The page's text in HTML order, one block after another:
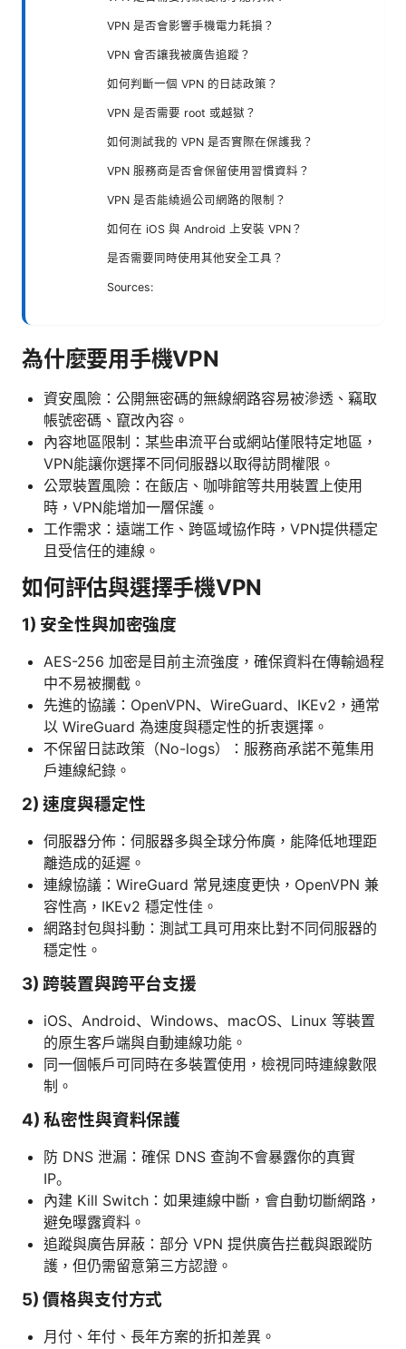
VPN 是否會影響手機電力耗損？
VPN 會否讓我被廣告追蹤？
如何判斷一個 VPN 的日誌政策？
VPN 是否需要 root 或越獄？
如何測試我的 VPN 是否實際在保護我？
VPN 服務商是否會保留使用習慣資料？
VPN 是否能繞過公司網路的限制？
如何在 iOS 與 Android 上安裝 VPN？
是否需要同時使用其他安全工具？
Sources:
為什麼要用手機VPN
資安風險：公開無密碼的無線網路容易被滲透、竊取
帳號密碼、竄改內容。
內容地區限制：某些串流平台或網站僅限特定地區，
VPN能讓你選擇不同伺服器以取得訪問權限。
公眾裝置風險：在飯店、咖啡館等共用裝置上使用
時，VPN能增加一層保護。
工作需求：遠端工作、跨區域協作時，VPN提供穩定
且受信任的連線。
如何評估與選擇手機VPN
1) 安全性與加密強度
AES-256 加密是目前主流強度，確保資料在傳輸過程
中不易被攔截。
先進的協議：OpenVPN、WireGuard、IKEv2，通常
以 WireGuard 為速度與穩定性的折衷選擇。
不保留日誌政策（No-logs）：服務商承諾不蒐集用
戶連線紀錄。
2) 速度與穩定性
伺服器分佈：伺服器多與全球分佈廣，能降低地理距
離造成的延遲。
連線協議：WireGuard 常見速度更快，OpenVPN 兼
容性高，IKEv2 穩定性佳。
網路封包與抖動：測試工具可用來比對不同伺服器的
穩定性。
3) 跨裝置與跨平台支援
iOS、Android、Windows、macOS、Linux 等裝置
的原生客戶端與自動連線功能。
同一個帳戶可同時在多裝置使用，檢視同時連線數限
制。
4) 私密性與資料保護
防 DNS 泄漏：確保 DNS 查詢不會暴露你的真實
IP。
內建 Kill Switch：如果連線中斷，會自動切斷網路，
避免曝露資料。
追蹤與廣告屏蔽：部分 VPN 提供廣告拦截與跟蹤防
護，但仍需留意第三方認證。
5) 價格與支付方式
月付、年付、長年方案的折扣差異。